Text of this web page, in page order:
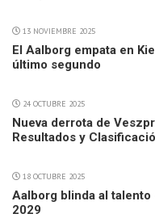
13 NOVIEMBRE 2025
El Aalborg empata en
último segundo
24 OCTUBRE 2025
Nueva derrota de
Resultados y
18 OCTUBRE 2025
Aalborg blinda al
2029